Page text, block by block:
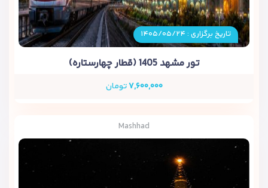
تاریخ برگزاری : ۱۴۰۵/۰۵/۲۴
تور مشهد 1405 (قطار چهارستاره)
۷,۶۰۰,۰۰۰تومان
Mashhad